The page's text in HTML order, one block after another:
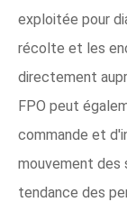
exploitée pour
récolte et les
directement
FPO peut
commande et
mouvement
tendance des